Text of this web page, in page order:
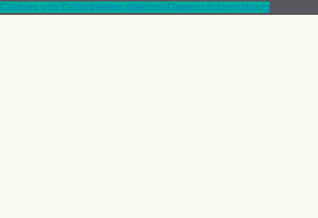
Cookies von Drittanbietern ablehnenDatenschutzerklärung